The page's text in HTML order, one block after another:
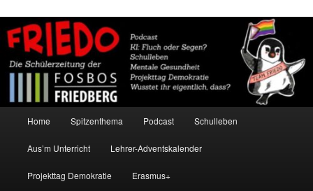
Home Spitzenthema Podcast Schulleben
Aus’m Unterricht Lehrer-Adventskalender
Projekttag Demokratie Erasmus+